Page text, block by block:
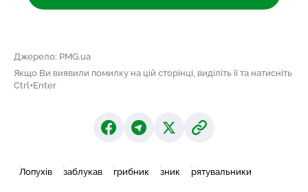
Джерело: PMG.ua
Якщо Ви виявили помилку на цій сторінці, виділіть її та натисніть
Ctrl+Enter
Лопухів заблукав грибник зник рятувальники